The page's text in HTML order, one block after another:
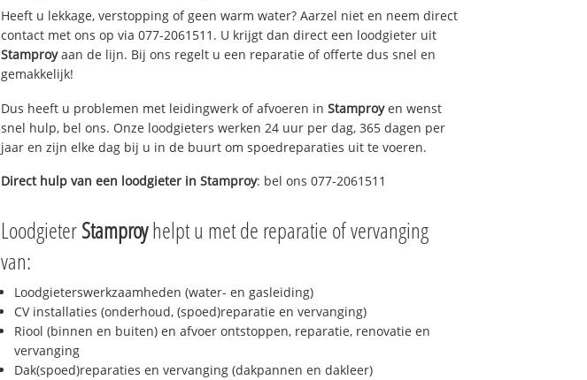
Heeft u lekkage, verstopping of geen warm water? Aarzel niet en neem direct
contact met ons op via 077-2061511. U krijgt dan direct een loodgieter uit
Stamproyaan de lijn. Bij ons regelt u een reparatie of offerte dus snel en
gemakkelijk!
Dus heeft u problemen met leidingwerk of afvoeren in Stamproyen wenst
snel hulp, bel ons. Onze loodgieters werken 24 uur per dag, 365 dagen per
jaar en zijn elke dag bij u in de buurt om spoedreparaties uit te voeren.
Direct hulp van een loodgieter in Stamproy: bel ons 077-2061511
LoodgieterStamproyhelpt u met de reparatie of vervanging
van:
Loodgieterswerkzaamheden (water- en gasleiding)
CV installaties (onderhoud, (spoed)reparatie en vervanging)
Riool (binnen en buiten) en afvoer ontstoppen, reparatie, renovatie en
vervanging
Dak(spoed)reparaties en vervanging (dakpannen en dakleer)